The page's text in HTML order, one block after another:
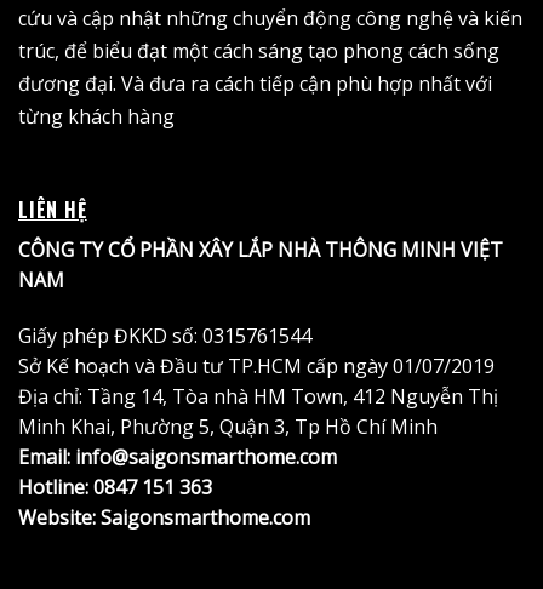
cứu và cập nhật những chuyển động công nghệ và kiến
trúc, để biểu đạt một cách sáng tạo phong cách sống
đương đại. Và đưa ra cách tiếp cận phù hợp nhất với
từng khách hàng
LIÊN HỆ
CÔNG TY CỔ PHẦN XÂY LẮP NHÀ THÔNG MINH VIỆT
NAM
Giấy phép ĐKKD số: 0315761544
Sở Kế hoạch và Đầu tư TP.HCM cấp ngày 01/07/2019
Địa chỉ: Tầng 14, Tòa nhà HM Town, 412 Nguyễn Thị
Minh Khai, Phường 5, Quận 3, Tp Hồ Chí Minh
Email: info@saigonsmarthome.com
Hotline:0847 151 363
Website:Saigonsmarthome.com